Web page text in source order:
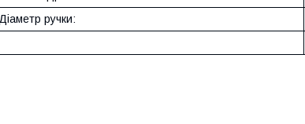
Діаметр ручки: